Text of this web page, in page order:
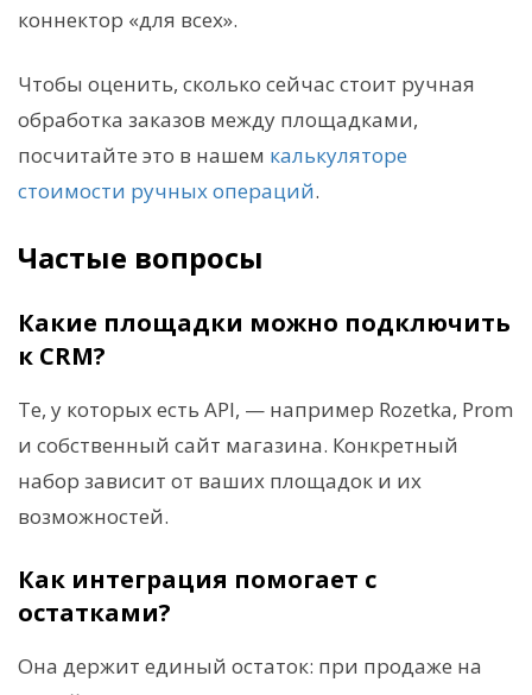
коннектор «для всех».
Чтобы оценить, сколько сейчас стоит ручная
обработка заказов между площадками,
посчитайте это в нашем калькуляторе
стоимости ручных операций.
Частые вопросы
Какие площадки можно подключить
к CRM?
Те, у которых есть API, — например Rozetka, Prom
и собственный сайт магазина. Конкретный
набор зависит от ваших площадок и их
возможностей.
Как интеграция помогает с
остатками?
Она держит единый остаток: при продаже на